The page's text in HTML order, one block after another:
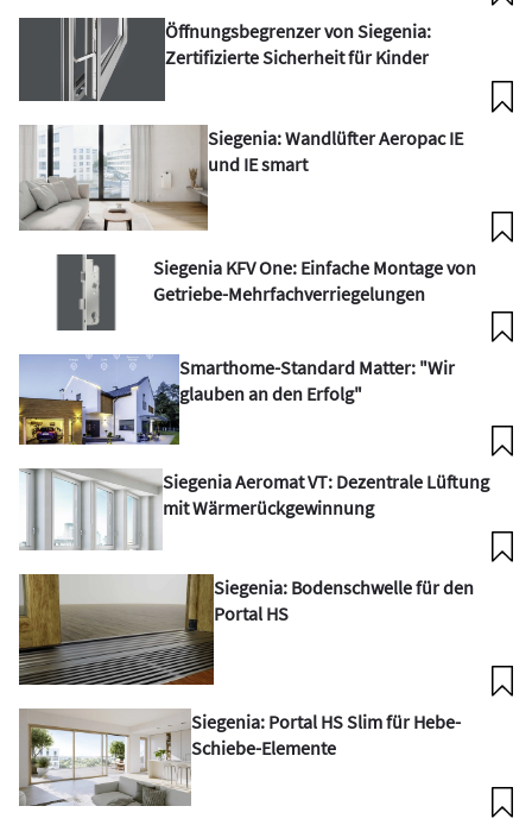
Öffnungsbegrenzer von Siegenia:
Zertifizierte Sicherheit für Kinder
Siegenia: Wandlüfter Aeropac IE
und IE smart
Siegenia KFV One: Einfache Montage von
Getriebe-Mehrfachverriegelungen
Smarthome-Standard Matter: "Wir
glauben an den Erfolg"
Siegenia Aeromat VT: Dezentrale Lüftung
mit Wärmerückgewinnung
Siegenia: Bodenschwelle für den
Portal HS
Siegenia: Portal HS Slim für Hebe-
Schiebe-Elemente